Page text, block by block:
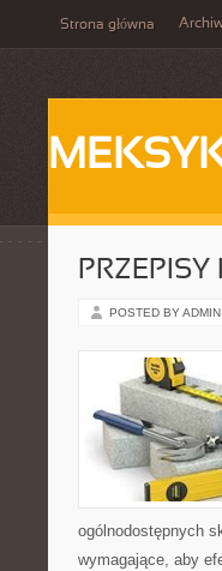
Strona główna
POSTED BY ADMIN
ogólnodostępnych
wymagające, aby